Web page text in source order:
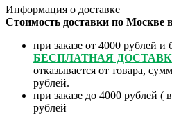
Информация о доставке
Стоимость доставки по
при заказе от 4000 рублей
БЕСПЛАТНАЯ
отказывается от товара,
рублей.
при заказе до 4000 рублей
рублей